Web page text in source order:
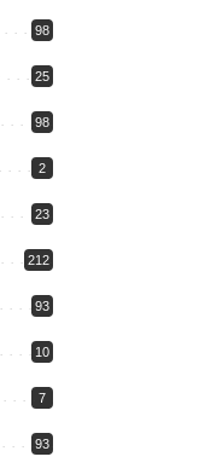
98
25
98
2
23
212
93
10
7
93